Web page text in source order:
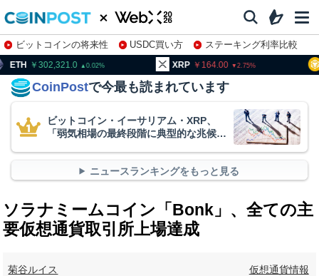
ビットコインの将来性 USDC買い方
ステーキング利率比較
株特集・関連銘柄
0.02 164.00 2.75
CoinPostで今最も読まれています
ビットコイン・イーサリアム・XRP、
「弱気相場の最終段階に典型的な兆候」
ニュースランキングをもっと見る
ソラナミームコイン「Bonk」、全ての主
要仮想通貨取引所上場達成
菊谷ルイス 仮想通貨情報